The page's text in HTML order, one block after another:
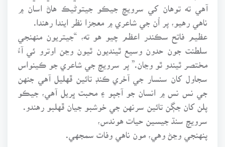
آهي ته توهان کي سرويچ جيڪو جيتوڻيڪ هاڻ اسان ۾
ناهي رهيو، پر اُن جي شاعري ۾ معجزا نظر ايندا رهندا.
عظيم فاتح سڪندر اعظم چيو هو ته، “جيتريون منهنجي
سلطنت جون حدون وسيع ٿينديون ٿيون وڃن اوترو ئي آءُ
مختصر ٿيندو ٿو وڃان.” پر سرويچ جي شاعري جو ڪينواس
سجاول کان سنسار جي آخري ڪنڊ تائين ڦهليل آهي جنهن
جي نس نس ۾ انسان جو آجپو ۽ محبت ڀريل آهي، جيڪو
پلن کان جڳن تائين سرنهن جي خوشبو جيان ڦهلبو رهندو.
سرويچ سنڌ جيسين حيات هوندس،
پنهنجي وڃڻ وهي، مون ناهي وفات سمجهي.